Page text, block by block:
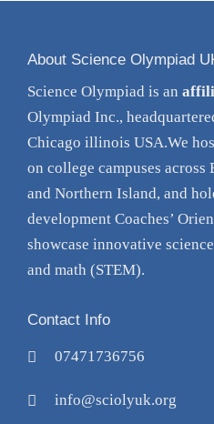
About Science Olympiad
Science Olympiad is an
Olympiad Inc.,
Chicago illinois USA.We
on college campuses across
and Northern Island, and
development Coaches’
showcase innovative
and math (STEM).
Contact Info
07471736756
info@sciolyuk.org